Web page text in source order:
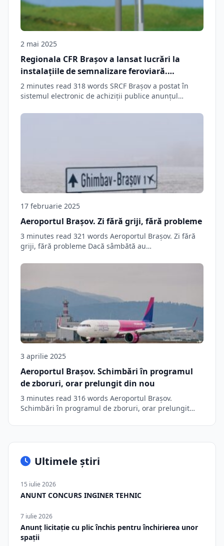
2 mai 2025
Regionala CFR Brașov a lansat lucrări la
instalațiile de semnalizare feroviară.
Valoarea estimată a contractului este de
aproape 2 milioane de lei
2 minutes read 318 words SRCF Brașov a postat în
sistemul electronic de achiziții publice anunțul…
17 februarie 2025
Aeroportul Brașov. Zi fără griji, fără probleme
3 minutes read 321 words Aeroportul Brașov. Zi fără
griji, fără probleme Dacă sâmbătă au…
3 aprilie 2025
Aeroportul Brașov. Schimbări în programul
de zboruri, orar prelungit din nou
3 minutes read 316 words Aeroportul Brașov.
Schimbări în programul de zboruri, orar prelungit
Ultimele știri
15 iulie 2026
ANUNT CONCURS INGINER TEHNIC
7 iulie 2026
Anunț licitație cu plic închis pentru închirierea unor
spații